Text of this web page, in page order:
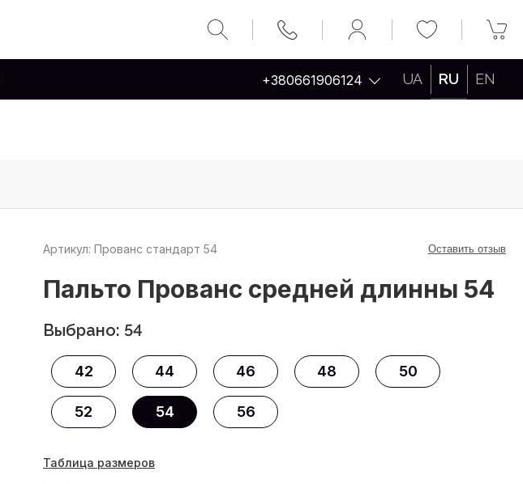
+380661906124 UA RU EN
Артикул: Прованс стандарт 54 Оставить отзыв
Пальто Прованс средней длинны 54
Выбрано: 54
42 44 46 48 50
52 54 56
Таблица размеров